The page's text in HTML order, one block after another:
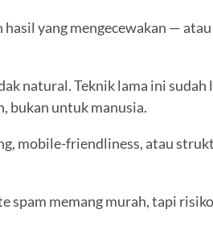
yang mengecewakan —
natural. Teknik lama ini
bukan untuk manusia.
mobile-friendliness, atau
memang murah, tapi